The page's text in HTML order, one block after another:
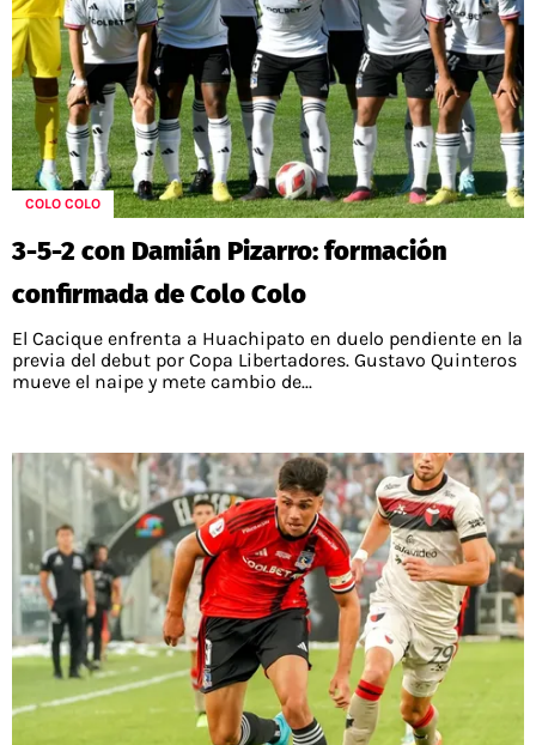
COLO COLO
3-5-2 con Damián Pizarro: formación
confirmada de Colo Colo
El Cacique enfrenta a Huachipato en duelo pendiente en la
previa del debut por Copa Libertadores. Gustavo Quinteros
mueve el naipe y mete cambio de...